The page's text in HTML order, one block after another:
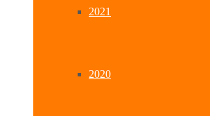
2021
2020